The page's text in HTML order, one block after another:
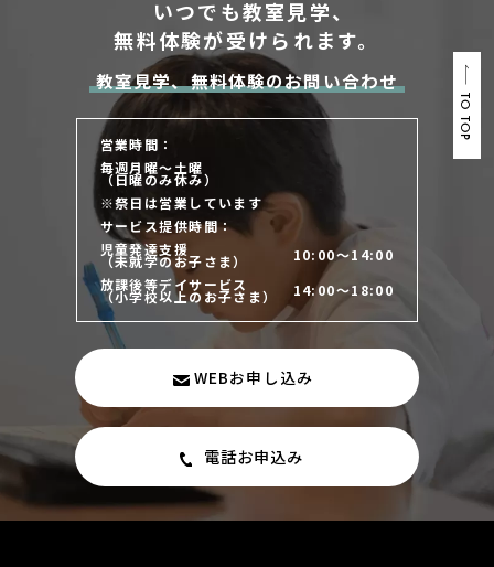
TO TOP
いつでも教室見学、
無料体験が受けられます。
教室見学、無料体験のお問い合わせ
営業時間：
毎週月曜～土曜
（日曜のみ休み）
※祭日は営業しています
サービス提供時間：
児童発達支援
（未就学のお子さま）
10:00～14:00
放課後等デイサービス
（小学校以上のお子さま） 14:00～18:00
WEBお申し込み
電話お申込み